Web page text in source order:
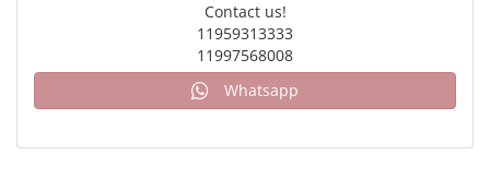
Contact us!
11959313333
11997568008
Whatsapp